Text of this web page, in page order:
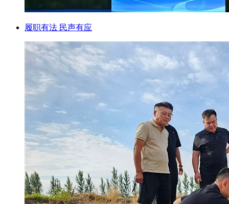
履职有法 民声有应